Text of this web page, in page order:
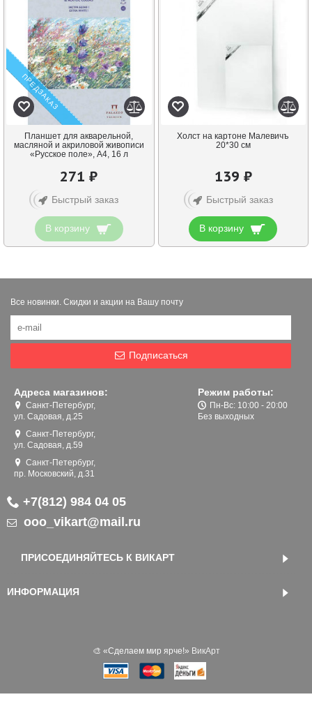
ПРЕДЗАКАЗ
Планшет для акварельной,
масляной и акриловой живописи
«Русское поле», А4, 16 л
271 ₽
Быстрый заказ
В корзину
Холст на картоне Малевичъ
20*30 см
139 ₽
Быстрый заказ
В корзину
Все новинки. Скидки и акции на Вашу почту
Подписаться
Адреса магазинов:
Санкт-Петербург,
ул. Садовая, д.25
Санкт-Петербург,
ул. Садовая, д.59
Санкт-Петербург,
пр. Московский, д.31
Режим работы:
Пн-Вс: 10:00 - 20:00
Без выходных
+7(812) 984 04 05
ooo_vikart@mail.ru
ПРИСОЕДИНЯЙТЕСЬ К ВИКАРТ
ИНФОРМАЦИЯ
🎨 «‎Сделаем мир ярче!» ВикАрт